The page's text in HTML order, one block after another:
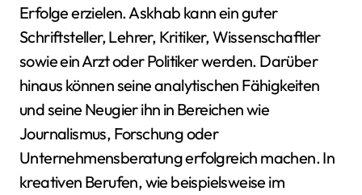
Erfolge erzielen. Askhab kann ein guter
Schriftsteller, Lehrer, Kritiker, Wissenschaftler
sowie ein Arzt oder Politiker werden. Darüber
hinaus können seine analytischen Fähigkeiten
und seine Neugier ihn in Bereichen wie
Journalismus, Forschung oder
Unternehmensberatung erfolgreich machen. In
kreativen Berufen, wie beispielsweise im